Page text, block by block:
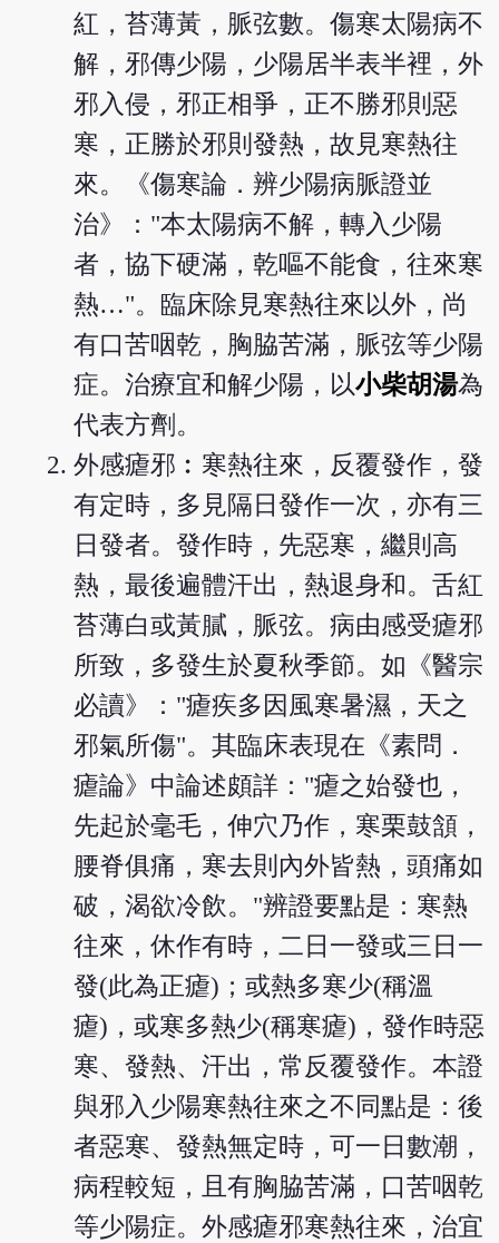
紅，苔薄黃，脈弦數。傷寒太陽病不
解，邪傳少陽，少陽居半表半裡，外
邪入侵，邪正相爭，正不勝邪則惡
寒，正勝於邪則發熱，故見寒熱往
來。《傷寒論．辨少陽病脈證並
治》："本太陽病不解，轉入少陽
者，協下硬滿，乾嘔不能食，往來寒
熱…"。臨床除見寒熱往來以外，尚
有口苦咽乾，胸脇苦滿，脈弦等少陽
症。治療宜和解少陽，以小柴胡湯為
代表方劑。
外感瘧邪︰寒熱往來，反覆發作，發
有定時，多見隔日發作一次，亦有三
日發者。發作時，先惡寒，繼則高
熱，最後遍體汗出，熱退身和。舌紅
苔薄白或黃膩，脈弦。病由感受瘧邪
所致，多發生於夏秋季節。如《醫宗
必讀》："瘧疾多因風寒暑濕，天之
邪氣所傷"。其臨床表現在《素問．
瘧論》中論述頗詳："瘧之始發也，
先起於毫毛，伸穴乃作，寒栗鼓頷，
腰脊俱痛，寒去則內外皆熱，頭痛如
破，渴欲冷飲。"辨證要點是：寒熱
往來，休作有時，二日一發或三日一
發(此為正瘧)；或熱多寒少(稱溫
瘧)，或寒多熱少(稱寒瘧)，發作時惡
寒、發熱、汗出，常反覆發作。本證
與邪入少陽寒熱往來之不同點是：後
者惡寒、發熱無定時，可一日數潮，
病程較短，且有胸脇苦滿，口苦咽乾
等少陽症。外感瘧邪寒熱往來，治宜